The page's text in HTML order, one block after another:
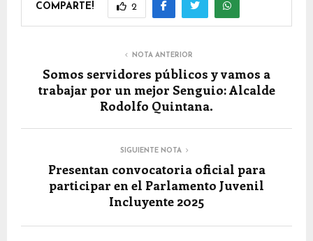
COMPARTE! 2
NOTA ANTERIOR
Somos servidores públicos y vamos a
trabajar por un mejor Senguio: Alcalde
Rodolfo Quintana.
SIGUIENTE NOTA
Presentan convocatoria oficial para
participar en el Parlamento Juvenil
Incluyente 2025